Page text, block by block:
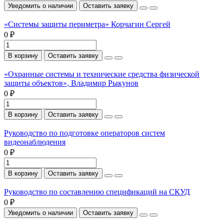
Уведомить о наличии Оставить заявку
«Системы защиты периметра» Корчагин Сергей
0 ₽
В корзину Оставить заявку
«Охранные системы и технические средства физической
защиты объектов», Владимир Рыкунов
0 ₽
В корзину Оставить заявку
Руководство по подготовке операторов систем
видеонаблюдения
0 ₽
В корзину Оставить заявку
Руководство по составлению спецификаций на СКУД
0 ₽
Уведомить о наличии Оставить заявку